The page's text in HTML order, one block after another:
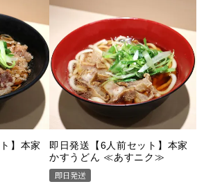
】本家
即日発送【6人前セット】本家
かすうどん ≪あすニク≫
即日発送